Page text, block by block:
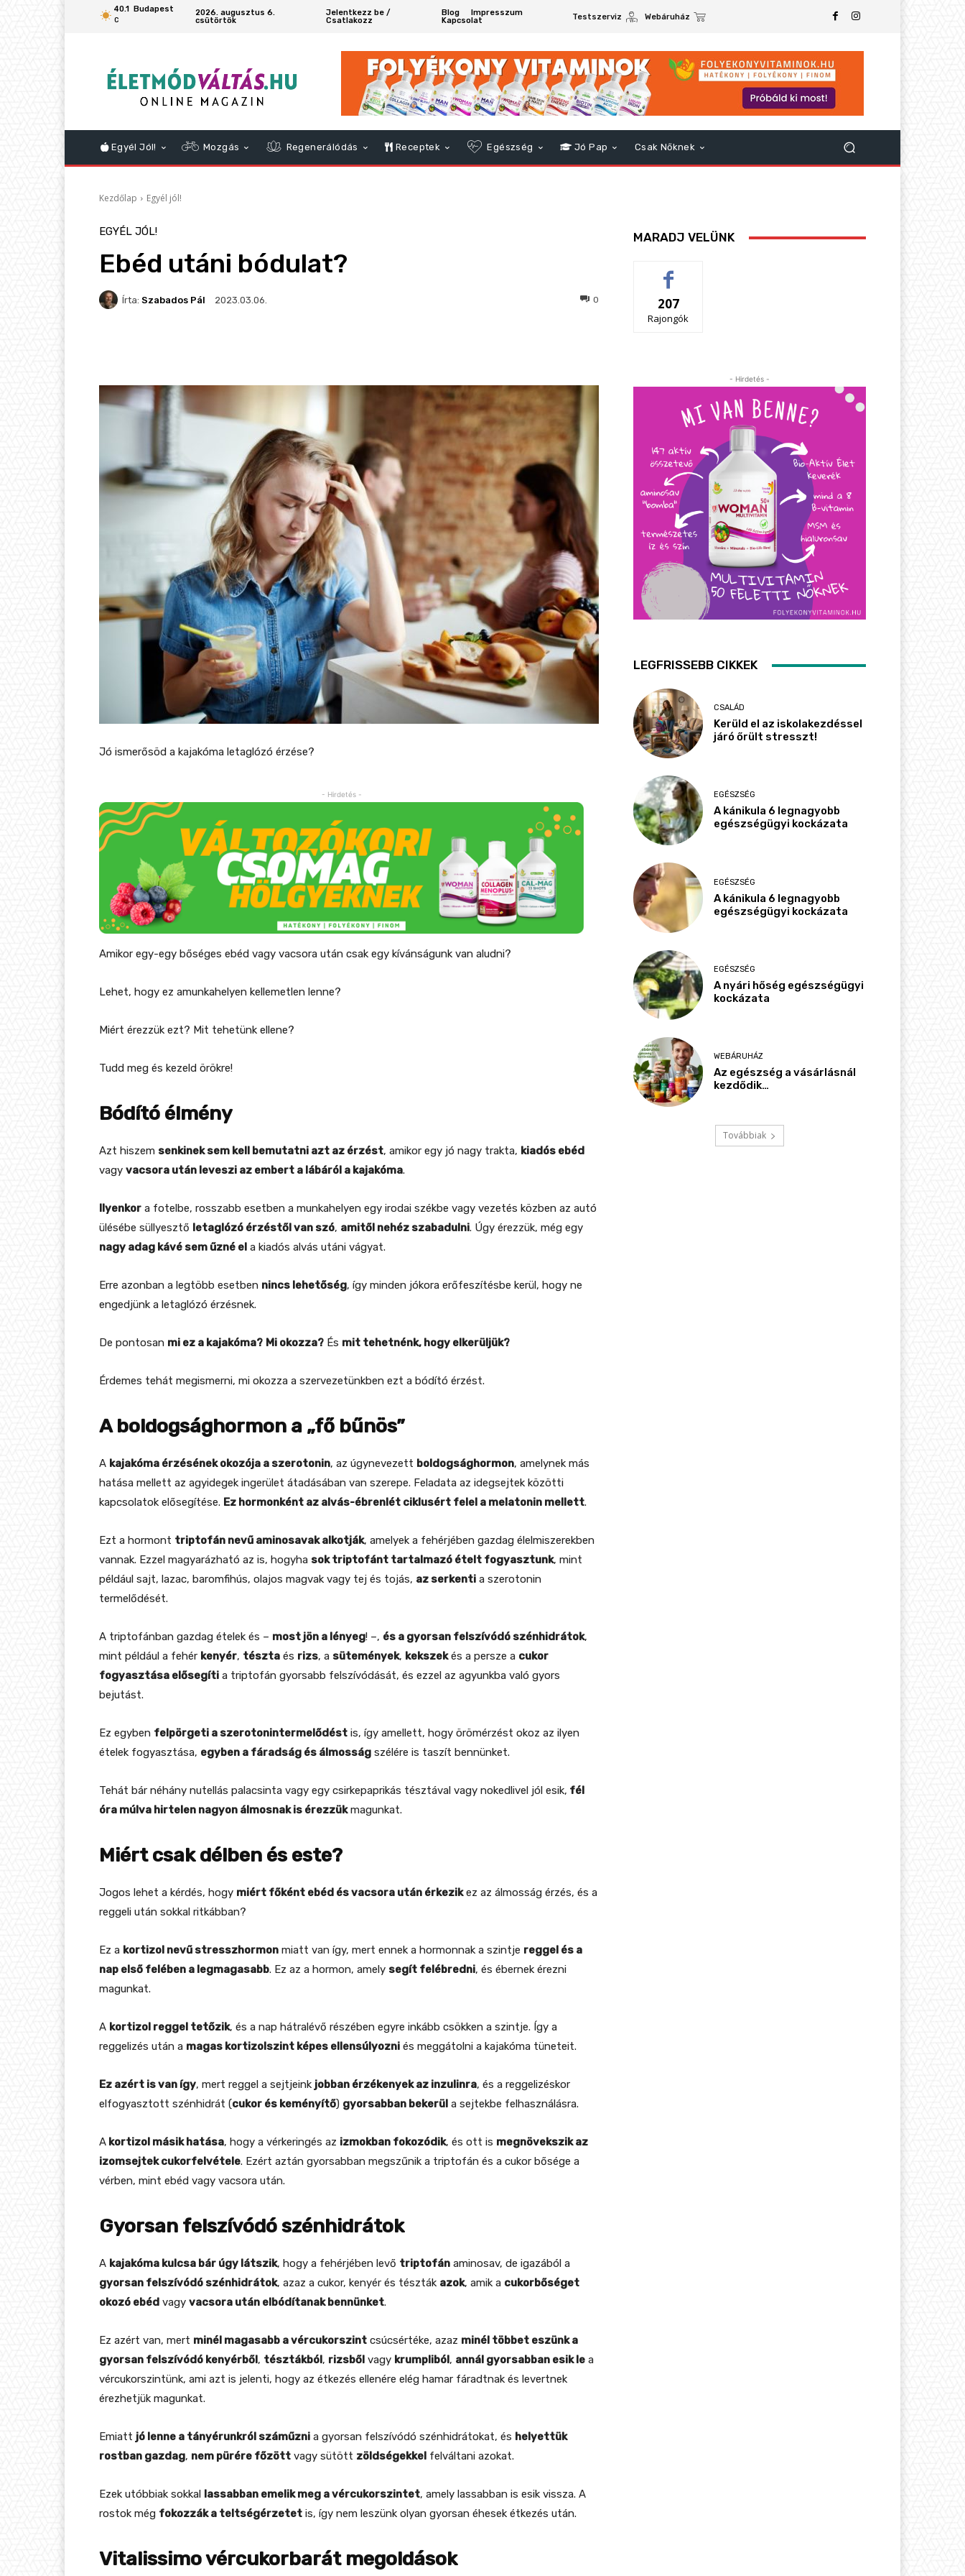
40.1
C
Budapest
2026. augusztus 6.
csütörtök
Jelentkezz be /
Csatlakozz
Blog
Impresszum
Kapcsolat
Testszerviz Webáruház
Egyél Jól! Mozgás Regenerálódás Receptek Egészség Jó Pap Csak Nőknek
Kezdőlap Egyél jól!
EGYÉL JÓL!
Ebéd utáni bódulat?
Írta: Szabados Pál 2023.03.06. 0
Jó ismerősöd a kajakóma letaglózó érzése?
- Hirdetés -
Amikor egy-egy bőséges ebéd vagy vacsora után csak egy kívánságunk van aludni?
Lehet, hogy ez amunkahelyen kellemetlen lenne?
Miért érezzük ezt? Mit tehetünk ellene?
Tudd meg és kezeld örökre!
Bódító élmény
Azt hiszem senkinek sem kell bemutatni azt az érzést, amikor egy jó nagy trakta, kiadós ebéd
vagy vacsora után leveszi az embert a lábáról a kajakóma.
Ilyenkor a fotelbe, rosszabb esetben a munkahelyen egy irodai székbe vagy vezetés közben az autó
ülésébe süllyesztő letaglózó érzéstől van szó, amitől nehéz szabadulni. Úgy érezzük, még egy
nagy adag kávé sem űzné el a kiadós alvás utáni vágyat.
Erre azonban a legtöbb esetben nincs lehetőség, így minden jókora erőfeszítésbe kerül, hogy ne
engedjünk a letaglózó érzésnek.
De pontosan mi ez a kajakóma? Mi okozza? És mit tehetnénk, hogy elkerüljük?
Érdemes tehát megismerni, mi okozza a szervezetünkben ezt a bódító érzést.
A boldogsághormon a „fő bűnös”
A kajakóma érzésének okozója a szerotonin, az úgynevezett boldogsághormon, amelynek más
hatása mellett az agyidegek ingerület átadásában van szerepe. Feladata az idegsejtek közötti
kapcsolatok elősegítése. Ez hormonként az alvás-ébrenlét ciklusért felel a melatonin mellett.
Ezt a hormont triptofán nevű aminosavak alkotják, amelyek a fehérjében gazdag élelmiszerekben
vannak. Ezzel magyarázható az is, hogyha sok triptofánt tartalmazó ételt fogyasztunk, mint
például sajt, lazac, baromfihús, olajos magvak vagy tej és tojás, az serkenti a szerotonin
termelődését.
A triptofánban gazdag ételek és – most jön a lényeg! –, és a gyorsan felszívódó szénhidrátok,
mint például a fehér kenyér, tészta és rizs, a sütemények, kekszekés a persze a cukor
fogyasztása elősegíti a triptofán gyorsabb felszívódását, és ezzel az agyunkba való gyors
bejutást.
Ez egyben felpörgeti a szerotonintermelődést is, így amellett, hogy örömérzést okoz az ilyen
ételek fogyasztása, egyben a fáradság és álmosság szélére is taszít bennünket.
Tehát bár néhány nutellás palacsinta vagy egy csirkepaprikás tésztával vagy nokedlivel jól esik, fél
óra múlva hirtelen nagyon álmosnak is érezzükmagunkat.
Miért csak délben és este?
Jogos lehet a kérdés, hogy miért főként ebéd és vacsora után érkezikez az álmosság érzés, és a
reggeli után sokkal ritkábban?
Ez a kortizol nevű stresszhormon miatt van így, mert ennek a hormonnak a szintje reggel és a
nap első felében a legmagasabb. Ez az a hormon, amely segít felébredni, és ébernek érezni
magunkat.
A kortizol reggel tetőzik, és a nap hátralévő részében egyre inkább csökken a szintje. Így a
reggelizés után a magas kortizolszint képes ellensúlyozni és meggátolni a kajakóma tüneteit.
Ez azért is van így, mert reggel a sejtjeink jobban érzékenyek az inzulinra, és a reggelizéskor
elfogyasztott szénhidrát (cukor és keményítő) gyorsabban bekerül a sejtekbe felhasználásra.
A kortizol másik hatása, hogy a vérkeringés az izmokban fokozódik, és ott is megnövekszik az
izomsejtek cukorfelvétele. Ezért aztán gyorsabban megszűnik a triptofán és a cukor bősége a
vérben, mint ebéd vagy vacsora után.
Gyorsan felszívódó szénhidrátok
A kajakóma kulcsa bár úgy látszik, hogy a fehérjében levő triptofán aminosav, de igazából a
gyorsan felszívódó szénhidrátok, azaz a cukor, kenyér és tészták azok, amik a cukorbőséget
okozó ebéd vagy vacsora után elbódítanak bennünket.
Ez azért van, mert minél magasabb a vércukorszint csúcsértéke, azaz minél többet eszünk a
gyorsan felszívódó kenyérből, tésztákból, rizsből vagy krumpliból, annál gyorsabban esik le a
vércukorszintünk, ami azt is jelenti, hogy az étkezés ellenére elég hamar fáradtnak és levertnek
érezhetjük magunkat.
Emiatt jó lenne a tányérunkról száműzni a gyorsan felszívódó szénhidrátokat, és helyettük
rostban gazdag, nem pürére főzött vagy sütött zöldségekkel felváltani azokat.
Ezek utóbbiak sokkal lassabban emelik meg a vércukorszintet, amely lassabban is esik vissza. A
rostok még fokozzák a teltségérzetet is, így nem leszünk olyan gyorsan éhesek étkezés után.
Vitalissimo vércukorbarát megoldások
MARADJ VELÜNK
207
Rajongók
- Hirdetés -
LEGFRISSEBB CIKKEK
CSALÁD
Kerüld el az iskolakezdéssel
járó őrült stresszt!
EGÉSZSÉG
A kánikula 6 legnagyobb
egészségügyi kockázata
EGÉSZSÉG
A kánikula 6 legnagyobb
egészségügyi kockázata
EGÉSZSÉG
A nyári hőség egészségügyi
kockázata
WEBÁRUHÁZ
Az egészség a vásárlásnál
kezdődik…
Továbbiak